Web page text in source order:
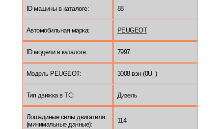
ID машины в каталоге: 88
Автомобильная марка: PEUGEOT
ID модели в каталоге: 7997
Модель PEUGEOT: 3008 вэн (0U_)
Тип движка в ТС: Дизель
Лошадиные силы двигателя
(минимальные данные):
114